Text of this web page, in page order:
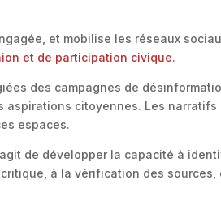
et mobilise les réseaux
et de participation civique.
des campagnes de
aspirations citoyennes. Les narratifs
espaces.
de développer la capacité à
à la vérification des sources,